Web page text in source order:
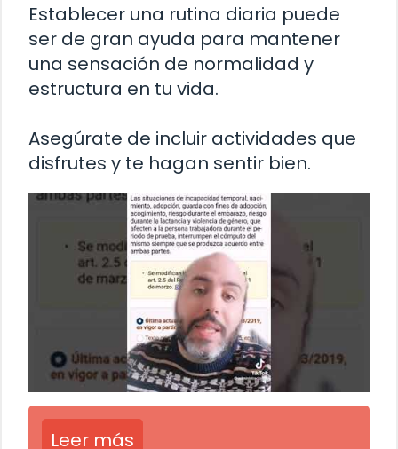
Establecer una rutina diaria puede
ser de gran ayuda para mantener
una sensación de normalidad y
estructura en tu vida.
Asegúrate de incluir actividades que
disfrutes y te hagan sentir bien.
Leer más